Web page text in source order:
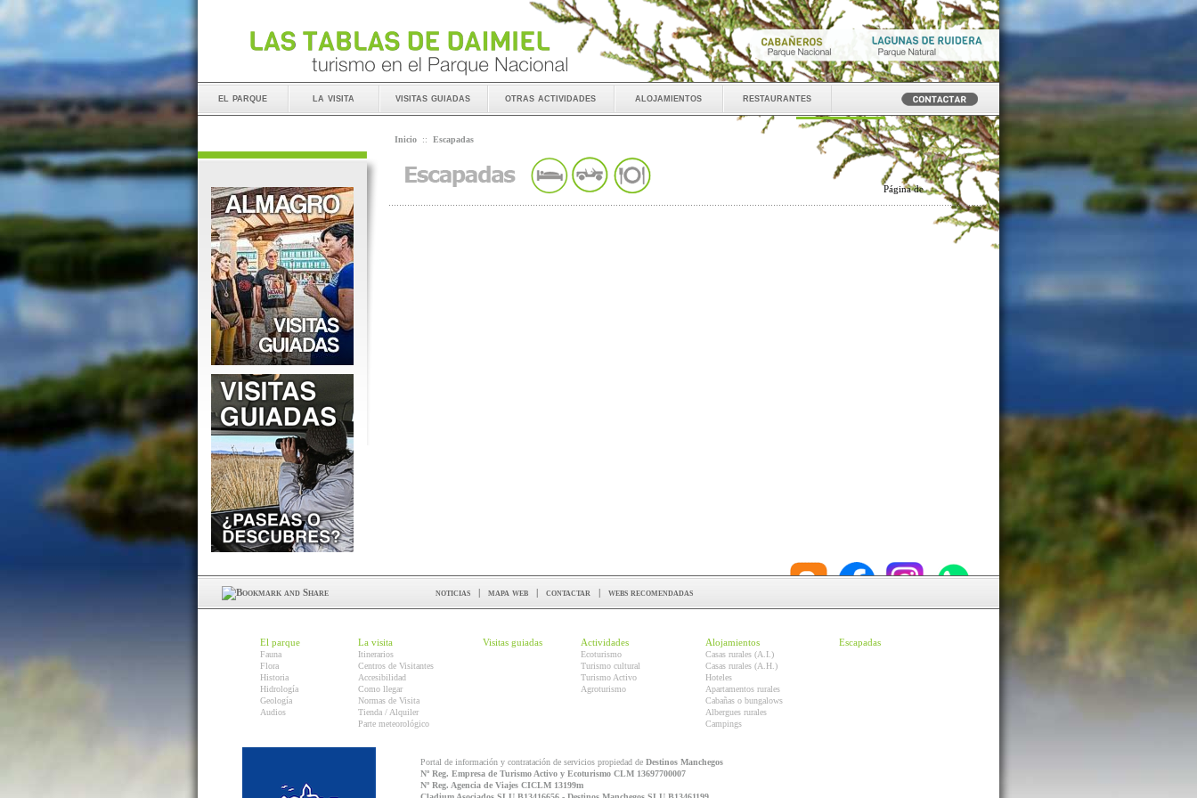
el parque la visita visitas guiadas otras actividades alojamientos restaurantes
Inicio :: Escapadas
Páginade
noticias | mapa web | contactar | webs recomendadas
El parque
Fauna
Flora
Historia
Hidrología
Geología
Audios
La visita
Itinerarios
Centros de Visitantes
Accesibilidad
Como llegar
Normas de Visita
Tienda / Alquiler
Parte meteorológico
Visitas guiadas Actividades
Ecoturismo
Turismo cultural
Turismo Activo
Agroturismo
Alojamientos
Casas rurales (A.I.)
Casas rurales (A.H.)
Hoteles
Apartamentos rurales
Cabañas o bungalows
Albergues rurales
Campings
Escapadas
Portal de información y contratación de servicios propiedad de Destinos Manchegos
Nº Reg. Empresa de Turismo Activo y Ecoturismo CLM 13697700007
Nº Reg. Agencia de Viajes CICLM 13199m